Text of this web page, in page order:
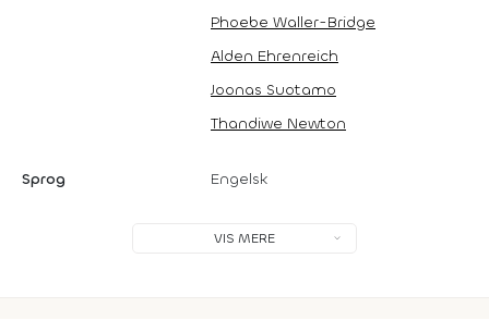
Phoebe Waller-Bridge
Alden Ehrenreich
Joonas Suotamo
Thandiwe Newton
Sprog Engelsk
VIS MERE